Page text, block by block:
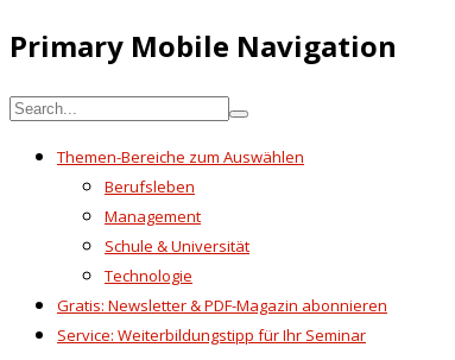
Primary Mobile Navigation
Themen-Bereiche zum Auswählen
Berufsleben
Management
Schule & Universität
Technologie
Gratis: Newsletter & PDF-Magazin abonnieren
Service: Weiterbildungstipp für Ihr Seminar